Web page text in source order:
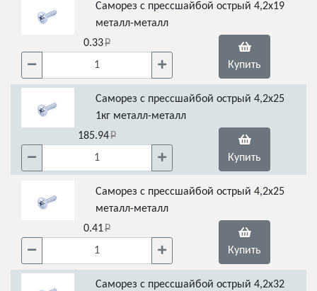
Саморез с прессшайбой острый 4,2х19
металл-металл
0.33
Купить
Саморез с прессшайбой острый 4,2х25
1кг металл-металл
185.94
Купить
Саморез с прессшайбой острый 4,2х25
металл-металл
0.41
Купить
Саморез с прессшайбой острый 4,2х32